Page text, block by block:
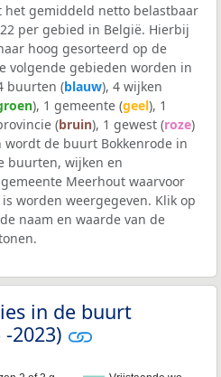
het gemiddeld netto belastbaar
per gebied in België. Hierbij
hoog gesorteerd op de
volgende gebieden worden in
buurten (blauw), 4 wijken
), 1 gemeente (geel), 1
(bruin), 1 gewest (roze)
wordt de buurt Bokkenrode in
buurten, wijken en
Meerhout waarvoor
worden weergegeven. Klik op
naam en waarde van de
in de buurt
2023)